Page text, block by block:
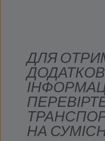
ДЛЯ
НА